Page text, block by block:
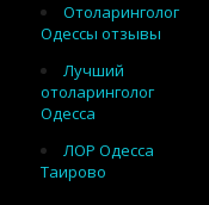
Отоларинголог
Одессы отзывы
Лучший
отоларинголог
Одесса
ЛОР Одесса
Таирово